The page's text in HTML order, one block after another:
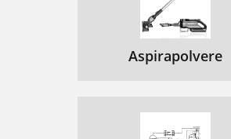
Aspirapolvere